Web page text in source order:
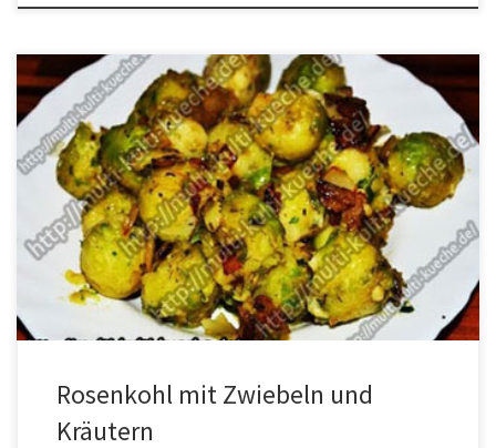
Zutaten für Rosenkohl mit Zwiebeln und Kräutern Rosenkohl50g
Kräuterbutter1 ZwiebelSalzetwas Öl Zubereitung für Rosenkohl
mit Zwiebeln Die Zwiebeln klein schneiden und den Rosenkohl
putzen. Den Rosenkohl zusammen mit Salz in einen Topf mit
Wasser geben und gar kochen. Etwas Öl in die Pfanne geben und
die Zwiebeln darin braten. Dann […]
Rosenkohl mit Zwiebeln und
Kräutern